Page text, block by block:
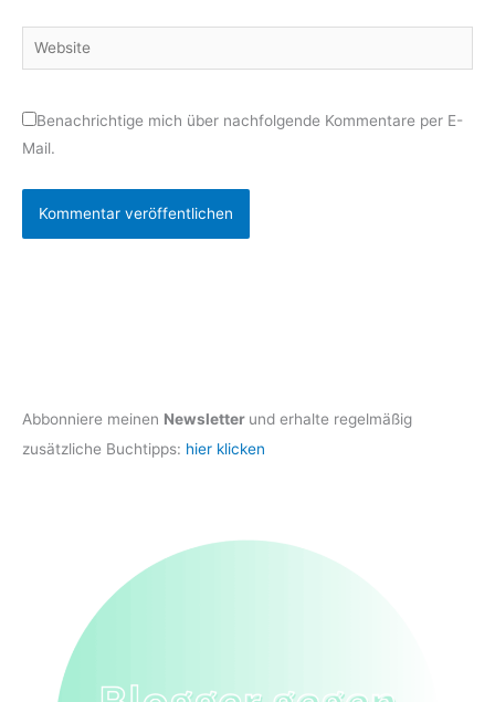
Website
Benachrichtige mich über nachfolgende Kommentare per E-
Mail.
Abbonniere meinen Newsletter und erhalte regelmäßig
zusätzliche Buchtipps: hier klicken